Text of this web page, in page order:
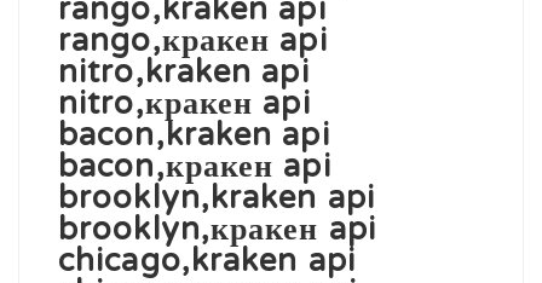
rango,kraken api
rango,кракен api
nitro,kraken api
nitro,кракен api
bacon,kraken api
bacon,кракен api
brooklyn,kraken api
brooklyn,кракен api
chicago,kraken api